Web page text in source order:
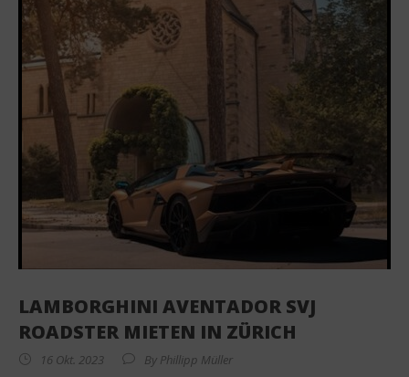
LAMBORGHINI AVENTADOR SVJ
ROADSTER MIETEN IN ZÜRICH
16 Okt. 2023 By Phillipp Müller